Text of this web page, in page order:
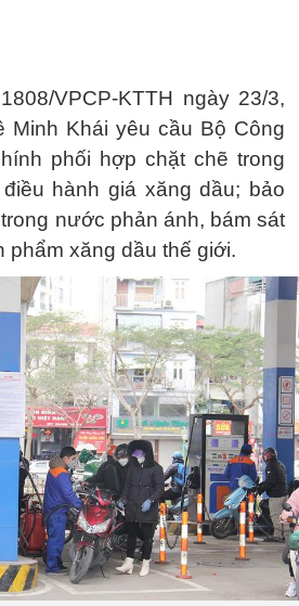
VPCP-KTTH ngày 23/3,
Minh Khái yêu cầu Bộ Công
phối hợp chặt chẽ trong
hành giá xăng dầu; bảo
nước phản ánh, bám sát
phẩm xăng dầu thế giới.